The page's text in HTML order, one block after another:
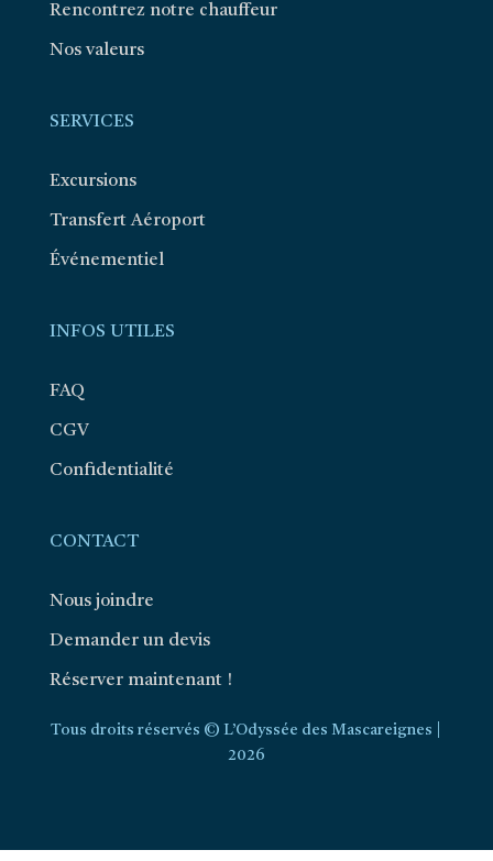
Tous droits réservés © L’Odyssée des Mascareignes |
2026
Rencontrez notre chauffeur
Nos valeurs
SERVICES
Excursions
Transfert Aéroport
Événementiel
INFOS UTILES
FAQ
CGV
Confidentialité
CONTACT
Nous joindre
Demander un devis
Réserver maintenant !